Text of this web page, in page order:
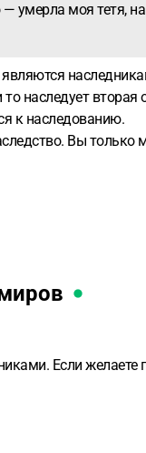
умерла моя тетя,
наследует вторая
к наследованию.
Вы
Если желаете